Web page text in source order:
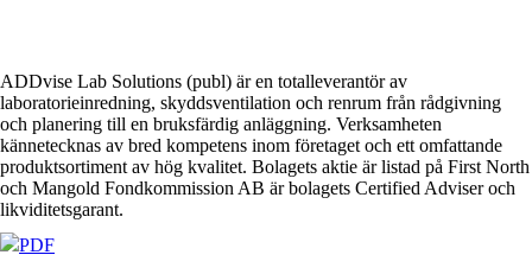
ADDvise Lab Solutions (publ) är en totalleverantör av
laboratorieinredning, skyddsventilation och renrum från rådgivning
och planering till en bruksfärdig anläggning. Verksamheten
kännetecknas av bred kompetens inom företaget och ett omfattande
produktsortiment av hög kvalitet. Bolagets aktie är listad på First North
och Mangold Fondkommission AB är bolagets Certified Adviser och
likviditetsgarant.
PDF